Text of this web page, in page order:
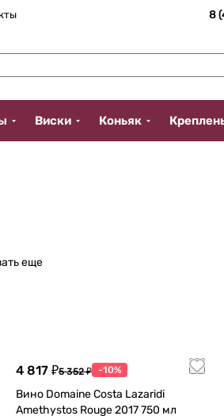
8
Виски Коньяк
еще
4 817 ₽5 352 ₽ -10%
Вино Domaine Costa Lazaridi
Amethystos Rouge 2017 750 мл